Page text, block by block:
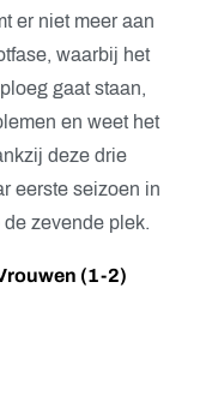
er niet meer aan
waarbij het
gaat staan,
en weet het
deze drie
eerste seizoen in
zevende plek.
(1-2)